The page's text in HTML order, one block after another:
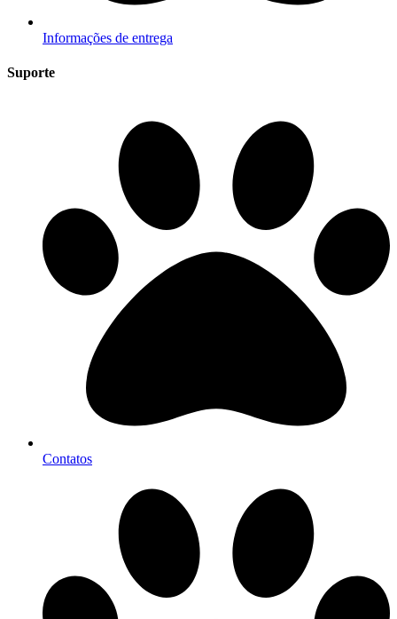
Informações de entrega
Suporte
Contatos